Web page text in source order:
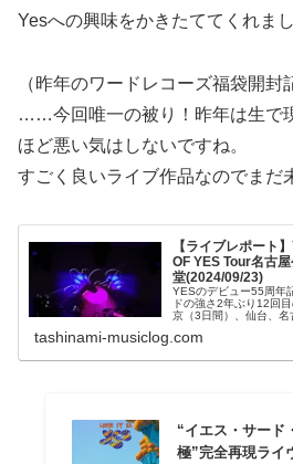
Yesへの興味をかきたててくれまし
（昨年のワードレコーズ福袋開封
……今回唯一の被り！昨年は生で
ほど悪い気はしないですね。
すごく良いライブ作品なのでまだ
【ライブレポート
OF YES Tour名古
堂(2024/09/23)
YESのデビュー55周年
ドの強さ2年ぶり12回
京（3日間）、仙台、名
は最新作となる23...
tashinami-musiclog.com
“イエス・サード
極”完全再現ライ